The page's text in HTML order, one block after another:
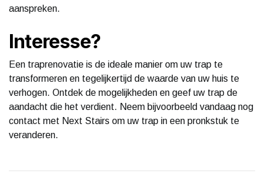
aanspreken.
Interesse?
Een traprenovatie is de ideale manier om uw trap te
transformeren en tegelijkertijd de waarde van uw huis te
verhogen. Ontdek de mogelijkheden en geef uw trap de
aandacht die het verdient. Neem bijvoorbeeld vandaag nog
contact met Next Stairs om uw trap in een pronkstuk te
veranderen.